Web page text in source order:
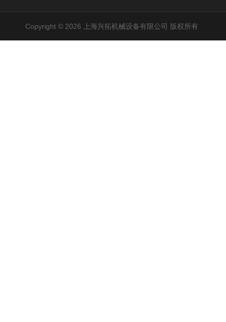
Copyright © 2026 上海兴拓机械设备有限公司 版权所有